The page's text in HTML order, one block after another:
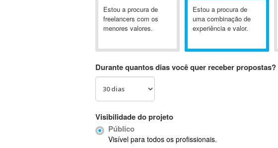
802.11
A&P
A-GPS
Ab Initio
ABIS
AbleCommerce
Estou a procura de
freelancers com os
menores valores.
Estou a procura de
uma combinação de
experiência e valor.
Durante quantos dias você quer receber propostas?
Visibilidade do projeto
Público
Visível para todos os profissionais.